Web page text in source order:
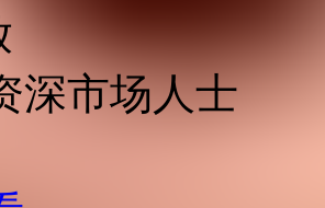
深市场人士